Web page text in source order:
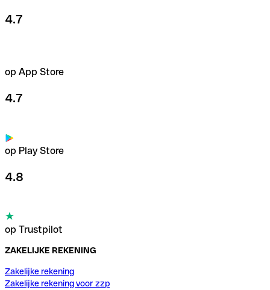
4.7
op App Store
4.7
op Play Store
4.8
op Trustpilot
ZAKELIJKE REKENING
Zakelijke rekening
Zakelijke rekening voor zzp